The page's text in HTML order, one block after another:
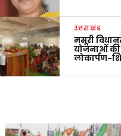
उत्तराखंड
मसूरी
योजनाओं की
लोकार्पण-